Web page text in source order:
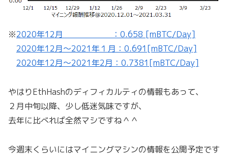
※2020年12月 ：0.658 [mBTC/Day]
2020年12月～2021年１月：0.691[mBTC/Day]
2020年12月～2021年2月：0.7381[mBTC/Day]
やはりEthHashのディフィカルティの情報もあって、
２月中旬以降、少し低迷気味ですが、
去年に比べれば全然マシですね＾＾
今週末くらいにはマイニングマシンの情報を公開予定です